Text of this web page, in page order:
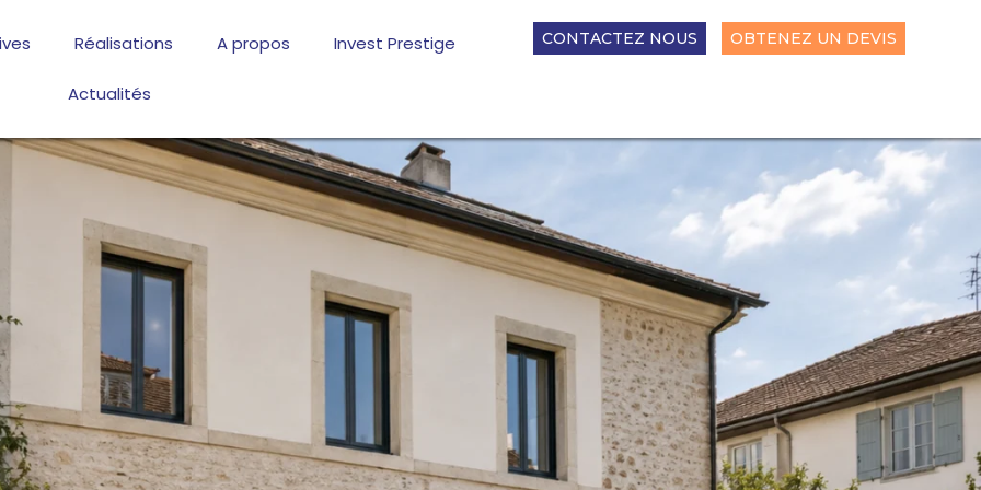
Réalisations A propos Invest Prestige
Actualités
CONTACTEZ NOUS OBTENEZ UN DEVIS